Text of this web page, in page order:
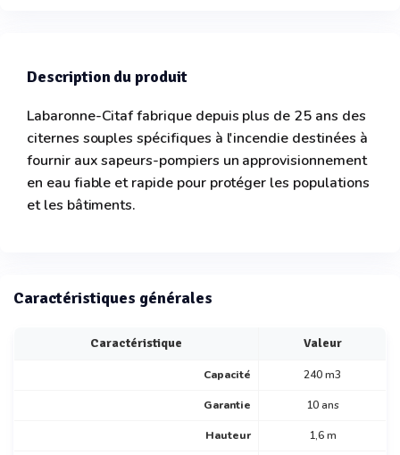
Description du produit
Labaronne-Citaf fabrique depuis plus de 25 ans des
citernes souples spécifiques à l'incendie destinées à
fournir aux sapeurs-pompiers un approvisionnement
en eau fiable et rapide pour protéger les populations
et les bâtiments.
Caractéristiques générales
Caractéristique Valeur
Capacité 240 m3
Garantie 10 ans
Hauteur 1,6 m